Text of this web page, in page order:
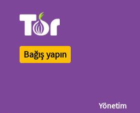
Bağış yapın
Yönetim